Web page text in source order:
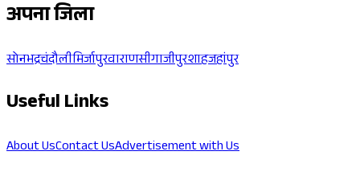
अपना जिला
सोनभद्रचंदौलीमिर्जापुरवाराणसीगाजीपुरशाहजहांपुर
Useful Links
About UsContact UsAdvertisement with Us